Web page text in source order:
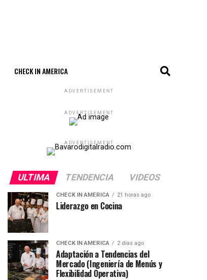
CHECK IN AMERICA
ADVERTISEMENT
ADVERTISEMENT
ADVERTISEMENT
ULTIMA TENDENCIA VIDEOS
CHECK IN AMERICA 21 horas ago
Liderazgo en Cocina
CHECK IN AMERICA 2 días ago
Adaptación a Tendencias del
Mercado (Ingeniería de Menús y
Flexibilidad Operativa)